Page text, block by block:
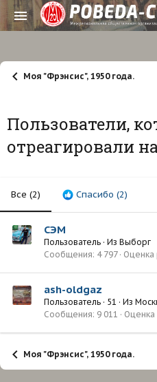
Моя "Фрэнсис", 1950 года.
Пользователи,
отреагировали
Все (2) Спасибо (2)
СЭМ
Пользователь · Из Выборг
Сообщения 4 797 Оценка
ash-oldgaz
Пользователь · 51 · Из
Сообщения 9 011 Оценка
Моя "Фрэнсис", 1950 года.